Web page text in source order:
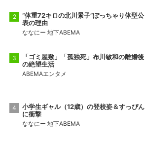
“体重72キロの北川景子”ぽっちゃり体型公
表の理由
ななにー 地下ABEMA
「ゴミ屋敷」「孤独死」布川敏和の離婚後
の絶望生活
ABEMAエンタメ
小学生ギャル（12歳）の登校姿＆すっぴん
に衝撃
ななにー 地下ABEMA